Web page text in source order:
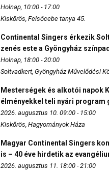
Holnap, 10:00 - 17:00
Kiskőrös, Felsőcebe tanya 45.
Continental Singers érkezik
zenés este a Gyöngyház
Holnap, 18:00 - 20:00
Soltvadkert, Gyöngyház Művelődési
Mesterségek és alkotói napok
élményekkel teli nyári program
2026. augusztus 10. 09:00 - 15:00
Kiskőrös, Hagyományok Háza
Magyar Continental Singers
is – 40 éve hirdetik az
2026. augusztus 11. 18:00 - 21:00